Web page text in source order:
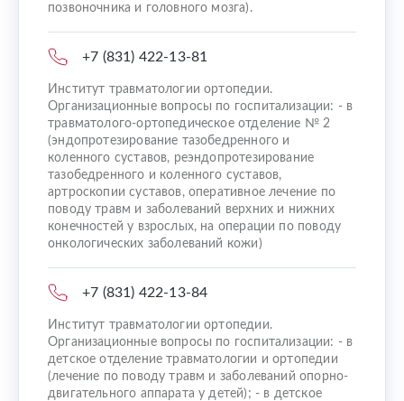
позвоночника и головного мозга).
+7 (831) 422-13-81
Институт травматологии ортопедии.
Организационные вопросы по госпитализации: - в
травматолого-ортопедическое отделение № 2
(эндопротезирование тазобедренного и
коленного суставов, реэндопротезирование
тазобедренного и коленного суставов,
артроскопии суставов, оперативное лечение по
поводу травм и заболеваний верхних и нижних
конечностей у взрослых, на операции по поводу
онкологических заболеваний кожи)
+7 (831) 422-13-84
Институт травматологии ортопедии.
Организационные вопросы по госпитализации: - в
детское отделение травматологии и ортопедии
(лечение по поводу травм и заболеваний опорно-
двигательного аппарата у детей); - в детское